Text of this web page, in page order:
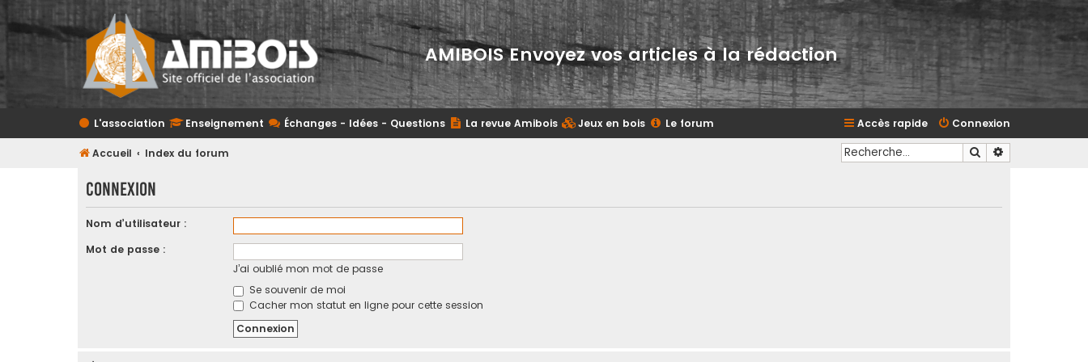
AMIBOIS Envoyez vos articles à la rédaction
L'association Enseignement Échanges - Idées - Questions La revue Amibois Jeux en bois Le forum Connexion
Accès rapide
Accueil Index du forum Rechercher
Connexion
Nom d’utilisateur :
Mot de passe :
J’ai oublié mon mot de passe
Se souvenir de moi
Cacher mon statut en ligne pour cette session